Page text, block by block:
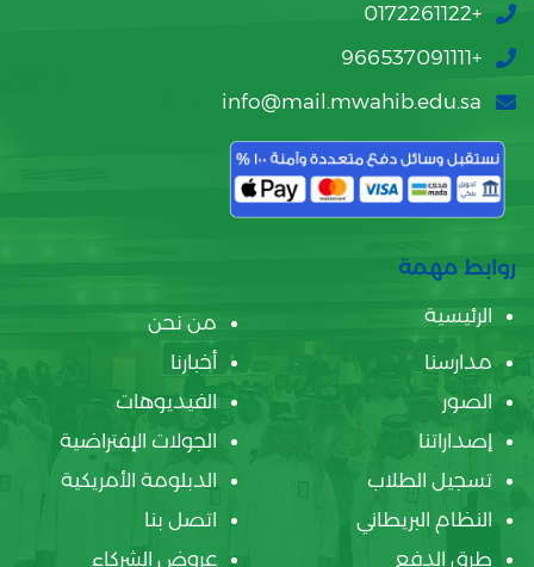
+0172261122
+966537091111
info@mail.mwahib.edu.sa
روابط مهمة
الرئيسية
من نحن
مدارسنا
أخبارنا
الصور
الفيديوهات
إصداراتنا
الجولات الإفتراضية
تسجيل الطلاب
الدبلومة الأمريكية
النظام البريطاني
اتصل بنا
طرق الدفع
عروض الشركاء